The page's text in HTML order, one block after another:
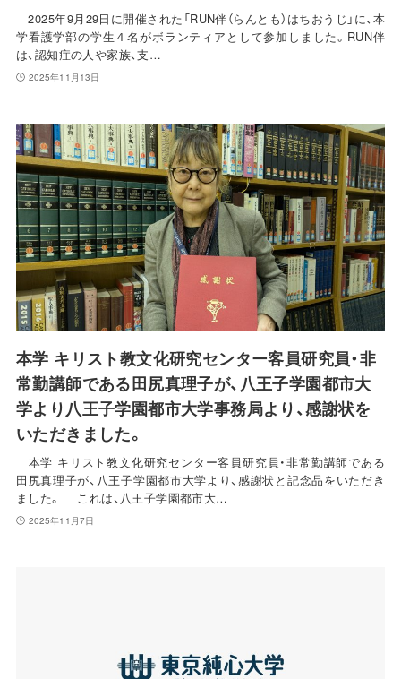
2025年9月29日に開催された「RUN伴（らんとも）はちおうじ」に、本
学看護学部の学生４名がボランティアとして参加しました。RUN伴
は、認知症の人や家族、支…
2025年11月13日
本学 キリスト教文化研究センター客員研究員・非
常勤講師である田尻真理子が、八王子学園都市大
学より八王子学園都市大学事務局より、感謝状を
いただきました。
本学 キリスト教文化研究センター客員研究員・非常勤講師である
田尻真理子が、八王子学園都市大学より、感謝状と記念品をいただき
ました。 これは、八王子学園都市大…
2025年11月7日